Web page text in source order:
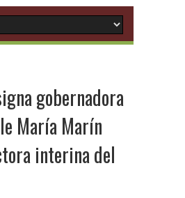
gobernadora
María Marín
interina del